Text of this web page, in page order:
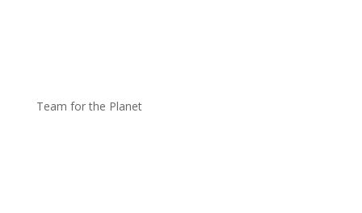
Team for the Planet